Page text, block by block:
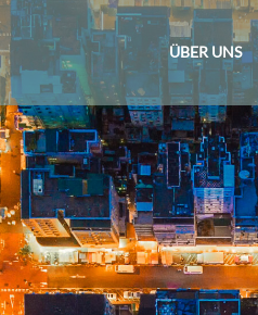
ÜBER UNS